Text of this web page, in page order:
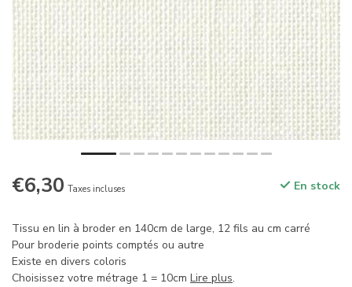
€6,30 Taxes incluses En stock
Tissu en lin à broder en 140cm de large, 12 fils au cm carré
Pour broderie points comptés ou autre
Existe en divers coloris
Choisissez votre métrage 1 = 10cm Lire plus.